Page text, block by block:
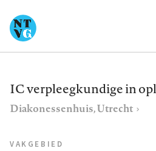
naar
de
gaan
IC verpleegkundige in
Diakonessenhuis, Utrecht
VAKGEBIED